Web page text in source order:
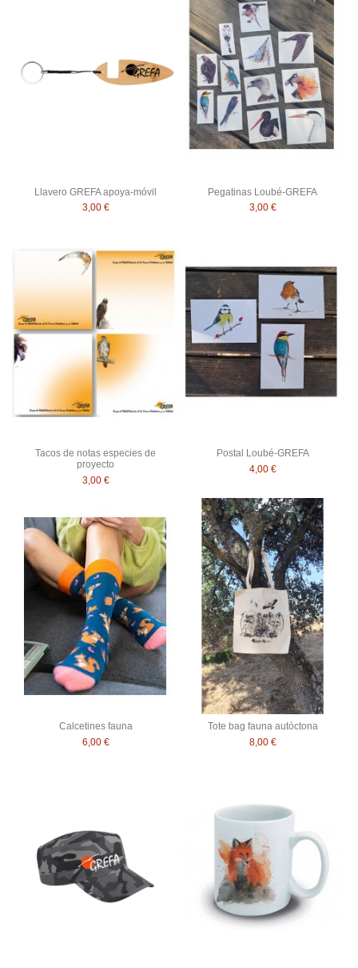
Llavero GREFA apoya-móvil
3,00 €
Pegatinas Loubé-GREFA
3,00 €
Tacos de notas especies de
proyecto
3,00 €
Postal Loubé-GREFA
4,00 €
Calcetines fauna
6,00 €
Tote bag fauna autóctona
8,00 €